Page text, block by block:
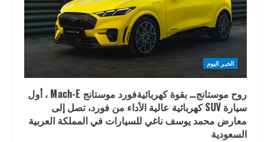
الخبر اليوم
روح موستانج… بقوة كهربائيةفورد موستانج Mach-E ، أول
سيارة SUV كهربائية عالية الأداء من فورد، تصل إلى
معارض محمد يوسف ناغي للسيارات في المملكة العربية
السعودية